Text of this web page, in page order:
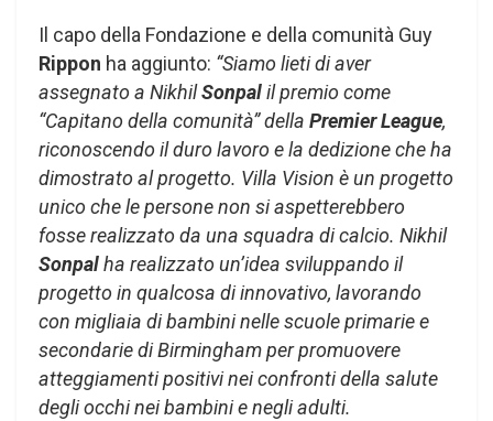
Il capo della Fondazione e della comunità Guy
Rippon ha aggiunto: “Siamo lieti di aver
assegnato a NikhilSonpalil premio come
“Capitano della comunità” della Premier League,
riconoscendo il duro lavoro e la dedizione che ha
dimostrato al progetto. Villa Vision è un progetto
unico che le persone non si aspetterebbero
fosse realizzato da una squadra di calcio. Nikhil
Sonpalha realizzato un’idea sviluppando il
progetto in qualcosa di innovativo, lavorando
con migliaia di bambini nelle scuole primarie e
secondarie di Birmingham per promuovere
atteggiamenti positivi nei confronti della salute
degli occhi nei bambini e negli adulti.